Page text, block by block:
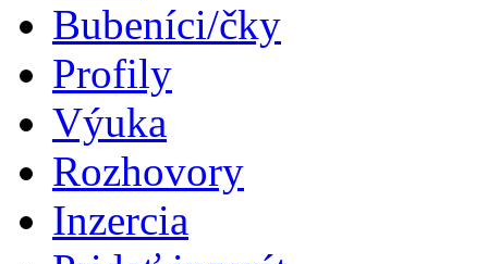
Bubeníci/čky
Profily
Výuka
Rozhovory
Inzercia